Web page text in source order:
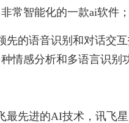
常智能化的一款ai软件；
先的语音识别和对话交互
情感分析和多语言识别
最先进的AI技术，讯飞